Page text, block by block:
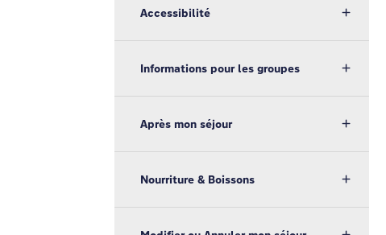
Accessibilité
Informations pour les groupes
Après mon séjour
Nourriture & Boissons